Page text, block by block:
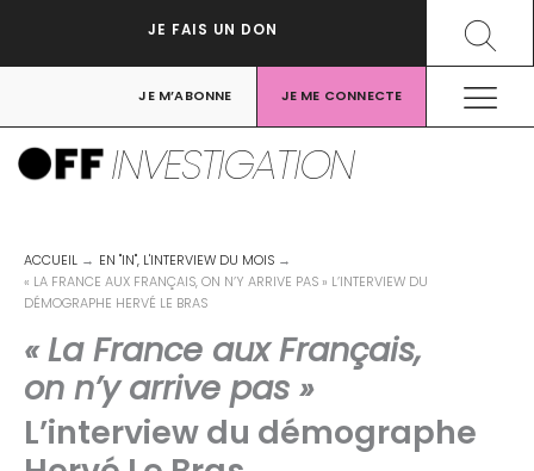
JE FAIS UN DON
JE M’ABONNE JE ME CONNECTE
INVESTIGATION
ACCUEIL
EN "IN", L'INTERVIEW DU MOIS
« LA FRANCE AUX FRANÇAIS, ON N’Y ARRIVE PAS » L’INTERVIEW DU
DÉMOGRAPHE HERVÉ LE BRAS
« La France aux Français,
on n’y arrive pas »
L’interview du démographe